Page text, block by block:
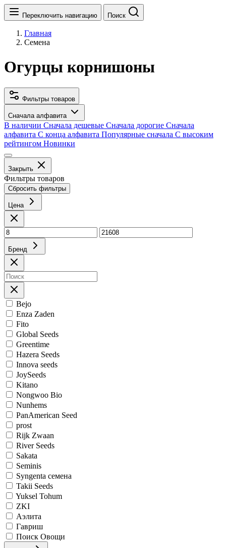
Переключить навигацию Поиск
Главная
Семена
Огурцы корнишоны
Фильтры товаров
Сначала алфавита
В наличии Сначала дешевые Сначала дорогие Сначала
алфавита С конца алфавита Популярные сначала С высоким
рейтингом Новинки
Закрыть
Фильтры товаров
Сбросить фильтры
Цена
Бренд
Bejo
Enza Zaden
Fito
Global Seeds
Greentime
Hazera Seeds
Innova seeds
JoySeeds
Kitano
Nongwoo Bio
Nunhems
PanAmerican Seed
prost
Rijk Zwaan
River Seeds
Sakata
Seminis
Syngenta семена
Takii Seeds
Yuksel Tohum
ZKI
Аэлита
Гавриш
Поиск Овощи